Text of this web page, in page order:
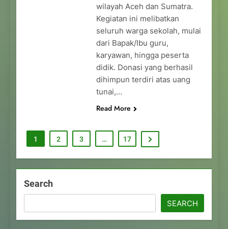
wilayah Aceh dan Sumatra.
Kegiatan ini melibatkan
seluruh warga sekolah, mulai
dari Bapak/Ibu guru,
karyawan, hingga peserta
didik. Donasi yang berhasil
dihimpun terdiri atas uang
tunai,…
Read More
1 2 3 … 17
Search
SEARCH